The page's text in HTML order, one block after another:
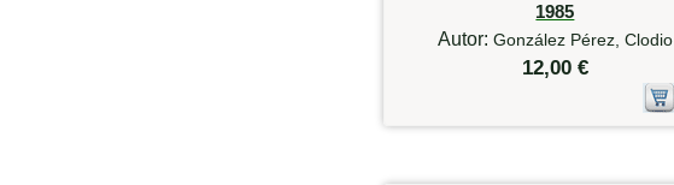
1985
Autor: González Pérez, Clodio
12,00 €